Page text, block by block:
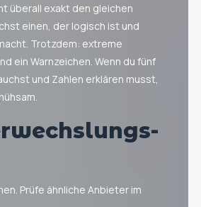
überall exakt den gleichen
einen, der logisch ist und
Trotzdem: extreme
ein Warnzeichen. Wenn du fünf
und Zahlen erklären musst,
Prüfe ähnliche Anbieter im